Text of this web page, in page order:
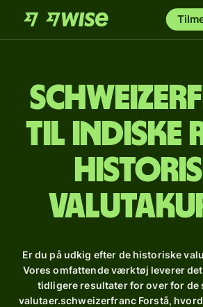
til indiske
Er du på udkig efter de historiske
Vores omfattende værktøj leverer
tidligere resultater for over for de
valutaer.schweizerfranc Forstå,